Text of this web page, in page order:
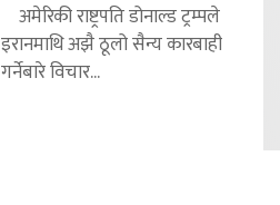
अमेरिकी राष्ट्रपति डोनाल्ड ट्रम्पले
इरानमाथि अझै ठूलो सैन्य कारबाही
गर्नेबारे विचार...